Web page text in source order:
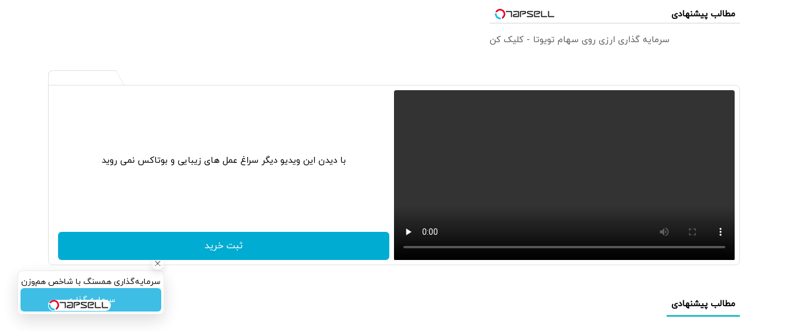
مطالب پیشنهادی
سرمایه گذاری ارزی روی سهام تویوتا - کلیک کن
سرمایه‌گذاری همسنگ با شاخص هم‌وزن
سرمایه گذاری
با دیدن این ویدیو دیگر سراغ عمل های زیبایی و بوتاکس نمی روید
ثبت خرید
مطالب پیشنهادی